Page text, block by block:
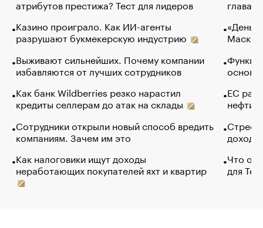
атрибутов престижа? Тест для лидеров
Казино проиграло. Как ИИ-агенты
разрушают букмекерскую индустрию
Выживают сильнейших. Почему компании
избавляются от лучших сотрудников
Как банк Wildberries резко нарастил
кредиты селлерам до атак на склады
Сотрудники открыли новый способ вредить
компаниям. Зачем им это
Как налоговики ищут доходы
неработающих покупателей яхт и квартир
глава
Маск в
основ
ЕС
нефти
Что
для